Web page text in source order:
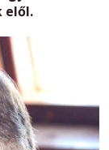
elől.